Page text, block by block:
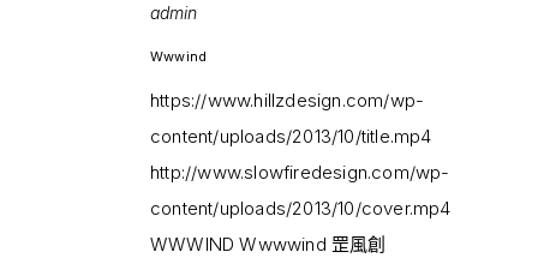
admin
Wwwind
https://www.hillzdesign.com/wp-
content/uploads/2013/10/title.mp4
http://www.slowfiredesign.com/wp-
content/uploads/2013/10/cover.mp4
WWWIND Wwwwind 罡風創